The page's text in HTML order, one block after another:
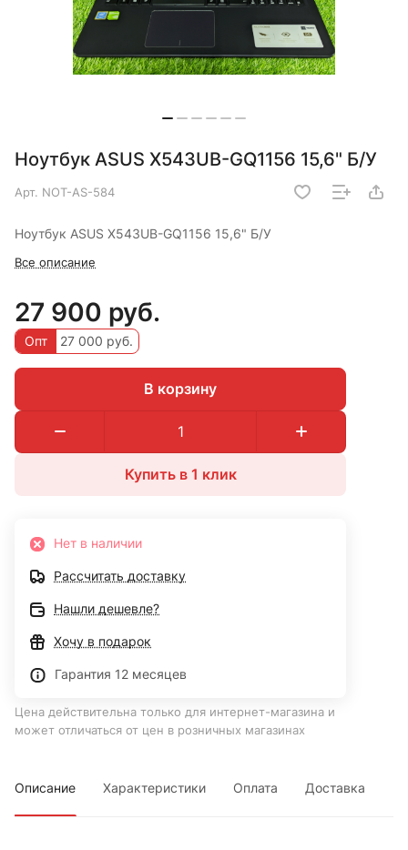
Ноутбук ASUS X543UB-GQ1156 15,6" Б/У
Арт. NOT-AS-584
Ноутбук ASUS X543UB-GQ1156 15,6" Б/У
Все описание
27 900 руб.
Опт 27 000 руб.
В корзину
Купить в 1 клик
Нет в наличии
Рассчитать доставку
Нашли дешевле?
Хочу в подарок
Гарантия 12 месяцев
Цена действительна только для интернет-магазина и
может отличаться от цен в розничных магазинах
Описание Характеристики Оплата Доставка